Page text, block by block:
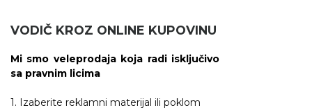
VODIČ KROZ ONLINE KUPOVINU
Mi smo veleprodaja koja radi isključivo
sa pravnim licima
1. Izaberite reklamni materijal ili poklom